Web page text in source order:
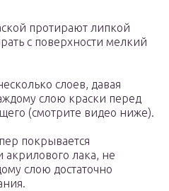
протирают липкой
с поверхности мелкий
слоев, давая
слою краски перед
(смотрите видео ниже).
покрывается
акрилового лака, не
слою достаточно